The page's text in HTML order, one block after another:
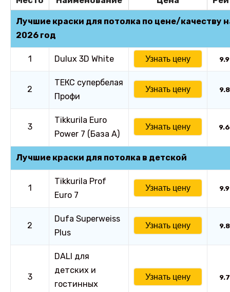
Лучшие краски для потолка по цене/качеству
2026 год
1 Dulux 3D White Узнать цену 9.9
2
ТЕКС супербелая
Профи
Узнать цену 9.8
3
Tikkurila Euro
Power 7 (База А)
Узнать цену 9.6
Лучшие краски для потолка в детской
1
Tikkurila Prof
Euro 7
Узнать цену 9.9
2
Dufa Superweiss
Plus
Узнать цену 9.8
3
DALI для
детских и
гостинных
Узнать цену 9.7